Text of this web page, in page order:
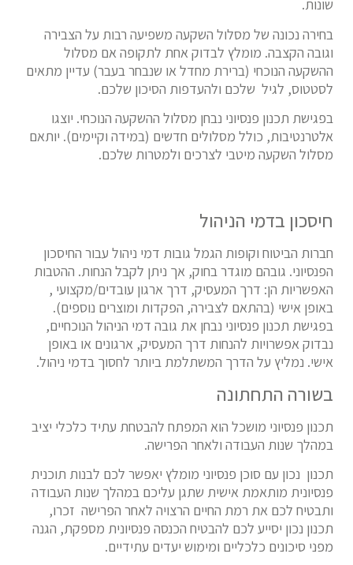
שונות.
בחירה נכונה של מסלול השקעה משפיעה רבות על הצבירה
וגובה הקצבה. מומלץ לבדוק אחת לתקופה אם מסלול
ההשקעה הנוכחי (ברירת מחדל או שנבחר בעבר) עדיין מתאים
לסטטוס, לגיל שלכם ולהעדפות הסיכון שלכם.
בפגישת תכנון פנסיוני נבחן מסלול ההשקעה הנוכחי. יוצגו
אלטרנטיבות, כולל מסלולים חדשים (במידה וקיימים). יותאם
מסלול השקעה מיטבי לצרכים ולמטרות שלכם.
חיסכון בדמי הניהול
חברות הביטוח וקופות הגמל גובות דמי ניהול עבור החיסכון
הפנסיוני. גובהם מוגדר בחוק, אך ניתן לקבל הנחות. ההטבות
האפשריות הן: דרך המעסיק, דרך ארגון עובדים/מקצועי ,
באופן אישי (בהתאם לצבירה, הפקדות ומוצרים נוספים).
בפגישת תכנון פנסיוני נבחן את גובה דמי הניהול הנוכחיים,
נבדוק אפשרויות להנחות דרך המעסיק, ארגונים או באופן
אישי. נמליץ על הדרך המשתלמת ביותר לחסוך בדמי ניהול.
בשורה התחתונה
תכנון פנסיוני מושכל הוא המפתח להבטחת עתיד כלכלי יציב
במהלך שנות העבודה ולאחר הפרישה.
תכנון נכון עם סוכן פנסיוני מומלץ יאפשר לכם לבנות תוכנית
פנסיונית מותאמת אישית שתגן עליכם במהלך שנות העבודה
ותבטיח לכם את רמת החיים הרצויה לאחר הפרישה זכרו,
תכנון נכון יסייע לכם להבטיח הכנסה פנסיונית מספקת, הגנה
מפני סיכונים כלכליים ומימוש יעדים עתידיים.